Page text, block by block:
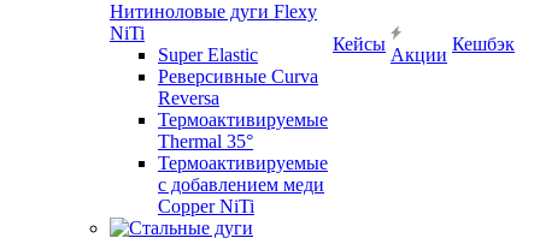
Нитиноловые дуги Flexy
NiTi
Super Elastic
Реверсивные Curva
Reversa
Термоактивируемые
Thermal 35°
Термоактивируемые
с добавлением меди
Copper NiTi
Кейсы
Акции
Кешбэк